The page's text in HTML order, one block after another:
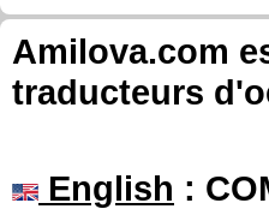
Amilova.com
traducteurs
English :